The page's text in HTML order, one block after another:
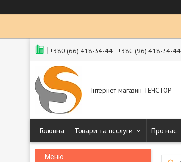
+380 (66) 418-34-44 +380 (96) 418-34-44
Інтернет-магазин ТЕЧСТОР
Головна Товари та послуги Про нас